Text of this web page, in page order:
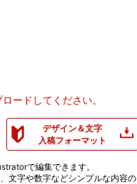
ードしてください。
デザイン＆文字
入稿フォーマット
で編集できます。
文字や数字などシンプルな内容の